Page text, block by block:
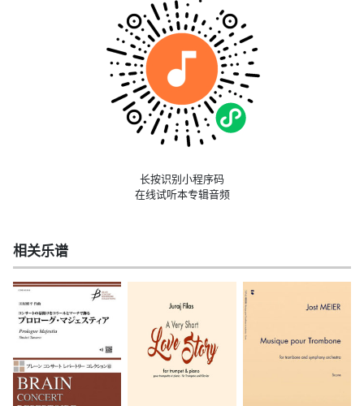
长按识别小程序码
在线试听本专辑音频
相关乐谱